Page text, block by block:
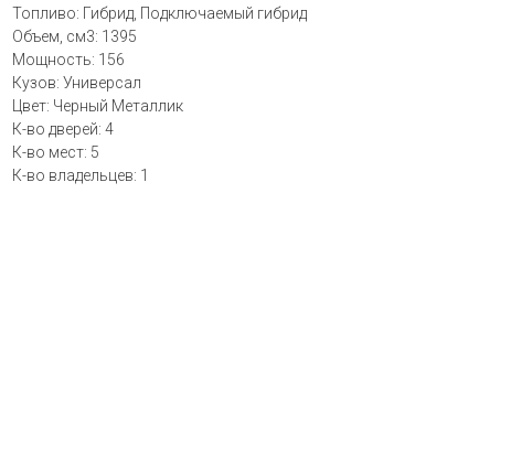
Топливо: Гибрид, Подключаемый гибрид
Объем, см3: 1395
Мощность: 156
Кузов: Универсал
Цвет: Черный Металлик
К-во дверей: 4
К-во мест: 5
К-во владельцев: 1